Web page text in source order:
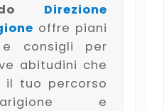
Direzione
offre piani
e consigli per
abitudini che
il tuo percorso
e